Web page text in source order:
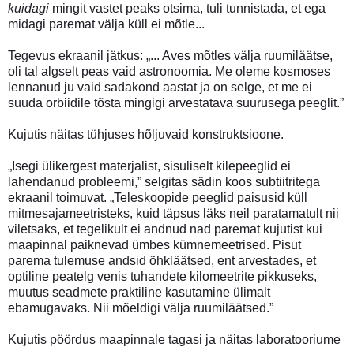
kuidagi mingit vastet peaks otsima, tuli tunnistada, et ega
midagi paremat välja küll ei mõtle...
Tegevus ekraanil jätkus: „... Aves mõtles välja ruumiläätse,
oli tal algselt peas vaid astronoomia. Me oleme kosmoses
lennanud ju vaid sadakond aastat ja on selge, et me ei
suuda orbiidile tõsta mingigi arvestatava suurusega peeglit.”
Kujutis näitas tühjuses hõljuvaid konstruktsioone.
„Isegi ülikergest materjalist, sisuliselt kilepeeglid ei
lahendanud probleemi,” selgitas sädin koos subtiitritega
ekraanil toimuvat. „Teleskoopide peeglid paisusid küll
mitmesajameetristeks, kuid täpsus läks neil paratamatult nii
viletsaks, et tegelikult ei andnud nad paremat kujutist kui
maapinnal paiknevad ümbes kümnemeetrised. Pisut
parema tulemuse andsid õhkläätsed, ent arvestades, et
optiline peatelg venis tuhandete kilomeetrite pikkuseks,
muutus seadmete praktiline kasutamine ülimalt
ebamugavaks. Nii mõeldigi välja ruumiläätsed.”
Kujutis pöördus maapinnale tagasi ja näitas laboratooriume